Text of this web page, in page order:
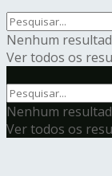
Nenhum
Ver todos os
Nenhum
Ver todos os